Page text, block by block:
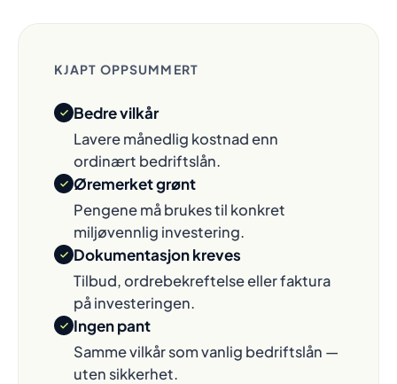
KJAPT OPPSUMMERT
Bedre vilkår
Lavere månedlig kostnad enn
ordinært bedriftslån.
Øremerket grønt
Pengene må brukes til konkret
miljøvennlig investering.
Dokumentasjon kreves
Tilbud, ordrebekreftelse eller faktura
på investeringen.
Ingen pant
Samme vilkår som vanlig bedriftslån —
uten sikkerhet.